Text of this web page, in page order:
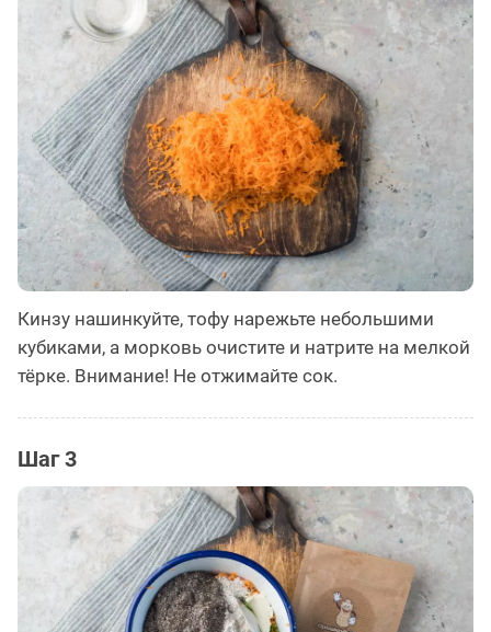
Кинзу нашинкуйте, тофу нарежьте небольшими
кубиками, а морковь очистите и натрите на мелкой
тёрке. Внимание! Не отжимайте сок.
Шаг 3